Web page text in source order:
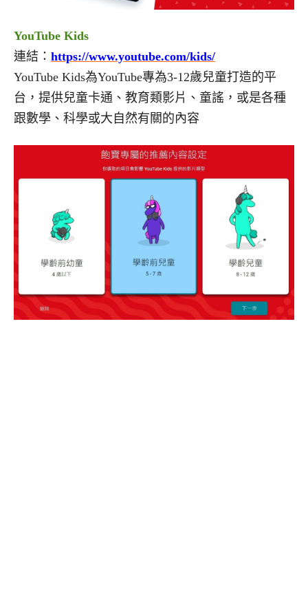
YouTube Kids
連結： https://www.youtube.com/kids/
YouTube Kids為YouTube專為3-12歲兒童打造的平
台，提供兒童卡通、教育類影片、童謠，或是各種
跟數學、科學或大自然有關的內容